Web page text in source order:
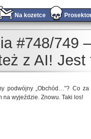
Na kozetce
#748/749
z AI! Jest
podwójny „Obchód…”? Co
na wyjeździe. Znowu. Taki los!